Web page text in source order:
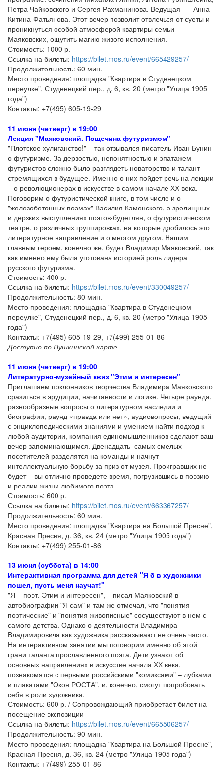
Петра Чайковского и Сергея Рахманинова. Ведущая — Анна
Китина-Фатьянова. Этот вечер позволит отвлечься от суеты и
проникнуться особой атмосферой квартиры семьи
Маяковских, ощутить магию живого исполнения.
Стоимость: 1000 р.
Ссылка на билеты: https://bilet.mos.ru/event/665429257/
Продолжительность: 60 мин.
Место проведения: площадка "Квартира в Студенецком
переулке", Студенецкий пер., д. 6, кв. 20 (метро "Улица 1905
года")
Контакты: +7(495) 605-19-29
11 июня (четверг) в 19:00
Лекция "Маяковский. Пощечина футуризмом"
"Плотское хулиганство!" – так отзывался писатель Иван Бунин
о футуризме. За дерзостью, непонятностью и эпатажем
футуристов сложно было разглядеть новаторство и талант
стремящихся в будущее. Именно о них пойдет речь на лекции
– о революционерах в искусстве в самом начале ХХ века.
Поговорим о футуристической книге, в том числе и о
"железобетонных поэмах" Василия Каменского, о зрелищных
и дерзких выступлениях поэтов-будетлян, о футуристическом
театре, о различных группировках, на которые дробилось это
литературное направление и о многом другом. Нашим
главным героем, конечно же, будет Владимир Маяковский, так
как именно ему была уготована историей роль лидера
русского футуризма.
Стоимость: 400 р.
Ссылка на билеты: https://bilet.mos.ru/event/330049257/
Продолжительность: 80 мин.
Место проведения: площадка "Квартира в Студенецком
переулке", Студенецкий пер., д. 6, кв. 20 (метро "Улица 1905
года")
Контакты: +7(495) 605-19-29, +7(499) 255-01-86
Доступно по Пушкинской карте
11 июня (четверг) в 19:00
Литературно-музейный квиз "Этим и интересен"
Приглашаем поклонников творчества Владимира Маяковского
сразиться в эрудиции, начитанности и логике. Четыре раунда,
разнообразные вопросы о литературном наследии и
биографии, раунд «правда или нет», аудиовопросы, ведущий
с энциклопедическими знаниями и умением найти подход к
любой аудитории, компания единомышленников сделают ваш
вечер запоминающимся. Двенадцать самых смелых
посетителей разделятся на команды и начнут
интеллектуальную борьбу за приз от музея. Проигравших не
будет – вы отлично проведете время, погрузившись в поэзию
и реалии жизни любимого поэта.
Стоимость: 600 р.
Ссылка на билеты: https://bilet.mos.ru/event/663367257/
Продолжительность: 60 мин.
Место проведения: площадка "Квартира на Большой Пресне",
Красная Пресня, д. 36, кв. 24 (метро "Улица 1905 года")
Контакты: +7(499) 255-01-86
13 июня (суббота) в 14:00
Интерактивная программа для детей "Я б в художники
пошел, пусть меня научат!"
"Я – поэт. Этим и интересен", – писал Маяковский в
автобиографии "Я сам" и там же отмечал, что "понятия
поэтические" и "понятия живописные" сосуществуют в нем с
самого детства. Однако о деятельности Владимира
Владимировича как художника рассказывают не очень часто.
На интерактивном занятии мы поговорим именно об этой
грани таланта прославленного поэта. Дети узнают об
основных направлениях в искусстве начала ХХ века,
познакомятся с первыми российскими "комиксами" – лубками
и плакатами "Окон РОСТА", и, конечно, смогут попробовать
себя в роли художника.
Стоимость: 600 р. / Сопровождающий приобретает билет на
посещение экспозиции
Ссылка на билеты: https://bilet.mos.ru/event/665506257/
Продолжительность: 90 мин.
Место проведения: площадка "Квартира на Большой Пресне",
Красная Пресня, д. 36, кв. 24 (метро "Улица 1905 года")
Контакты: +7(499) 255-01-86